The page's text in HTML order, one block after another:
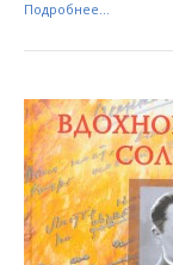
Подробнее...